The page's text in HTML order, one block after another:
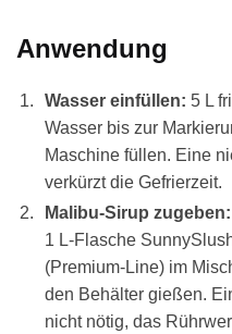
Anwendung
Wasser einfüllen: 5 L
Wasser bis zur
Maschine füllen. Eine
verkürzt die Gefrierzeit.
Malibu-Sirup zugeben:
1 L-Flasche
(Premium-Line) im
den Behälter gießen.
nicht nötig, das